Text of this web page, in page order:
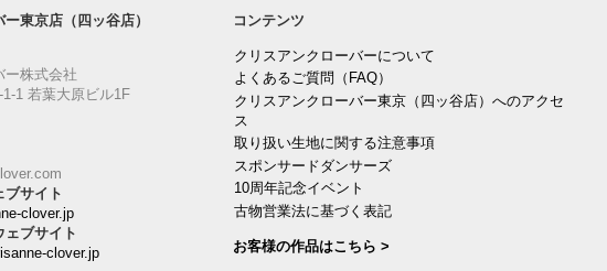
東京店（四ッ谷店）
ー株式会社
1 若葉大原ビル1F
ブサイト
clover.jp
ェブサイト
clover.jp
コンテンツ
クリスアンクローバーについて
よくあるご質問（FAQ）
クリスアンクローバー東京（四ッ谷店）へのアクセ
ス
取り扱い生地に関する注意事項
スポンサードダンサーズ
10周年記念イベント
古物営業法に基づく表記
お客様の作品はこちら >